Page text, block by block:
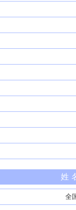
姓
全